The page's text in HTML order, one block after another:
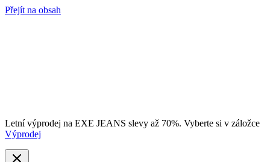
Přejít na obsah
Letní výprodej na EXE JEANS slevy až 70%. Vyberte si v záložce
Výprodej